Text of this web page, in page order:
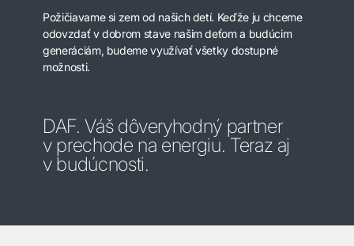
Požičiavame si zem od našich detí. Keďže ju chceme
odovzdať v dobrom stave našim deťom a budúcim
generáciám, budeme využívať všetky dostupné
možnosti.
DAF. Váš dôveryhodný partner
v prechode na energiu. Teraz aj
v budúcnosti.